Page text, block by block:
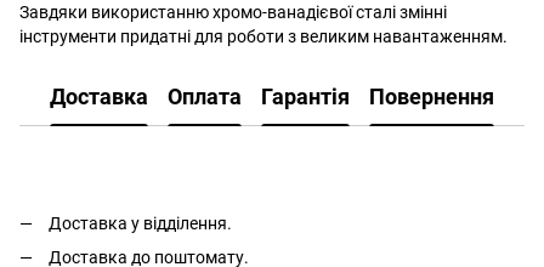
Завдяки використанню хромо-ванадієвої сталі змінні
інструменти придатні для роботи з великим навантаженням.
Доставка Оплата Гарантія Повернення
Доставка у відділення.
Доставка до поштомату.